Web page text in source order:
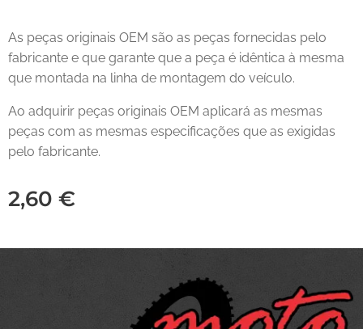
As peças originais OEM são as peças fornecidas pelo
fabricante e que garante que a peça é idêntica à mesma
que montada na linha de montagem do veículo.
Ao adquirir peças originais OEM aplicará as mesmas
peças com as mesmas especificações que as exigidas
pelo fabricante.
2,60 €